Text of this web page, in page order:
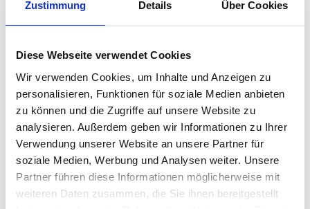
Zustimmung Details Über Cookies
Diese Webseite verwendet Cookies
Wir verwenden Cookies, um Inhalte und Anzeigen zu
personalisieren, Funktionen für soziale Medien anbieten
zu können und die Zugriffe auf unsere Website zu
analysieren. Außerdem geben wir Informationen zu Ihrer
Verwendung unserer Website an unsere Partner für
soziale Medien, Werbung und Analysen weiter. Unsere
Partner führen diese Informationen möglicherweise mit
weiteren Daten zusammen, die Sie ihnen bereitgestellt
Privacy policy
entered data and IP for the purpose of